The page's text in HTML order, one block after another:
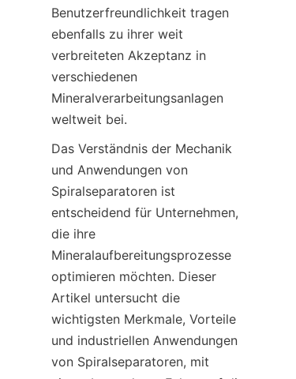
Benutzerfreundlichkeit tragen
ebenfalls zu ihrer weit
verbreiteten Akzeptanz in
verschiedenen
Mineralverarbeitungsanlagen
weltweit bei.
Das Verständnis der Mechanik
und Anwendungen von
Spiralseparatoren ist
entscheidend für Unternehmen,
die ihre
Mineralaufbereitungsprozesse
optimieren möchten. Dieser
Artikel untersucht die
wichtigsten Merkmale, Vorteile
und industriellen Anwendungen
von Spiralseparatoren, mit